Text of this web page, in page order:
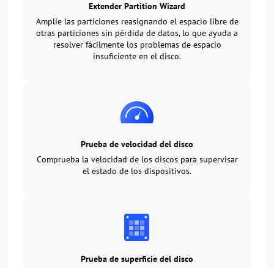
Extender Partition Wizard
Amplíe las particiones reasignando el espacio libre de
otras particiones sin pérdida de datos, lo que ayuda a
resolver fácilmente los problemas de espacio
insuficiente en el disco.
Prueba de velocidad del disco
Comprueba la velocidad de los discos para supervisar
el estado de los dispositivos.
Prueba de superficie del disco